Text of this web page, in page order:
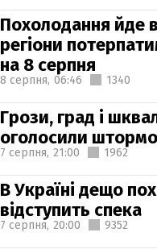
Похолодання йде
регіони
на 8 серпня
8 серпня, 06:46 1340
Грози, град і
оголосили
7 серпня, 21:00 1962
В Україні дещо
відступить спека
7 серпня, 20:00 9352